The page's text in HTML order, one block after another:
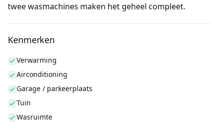
twee wasmachines maken het geheel compleet.
Kenmerken
Verwarming
Airconditioning
Garage / parkeerplaats
Tuin
Wasruimte